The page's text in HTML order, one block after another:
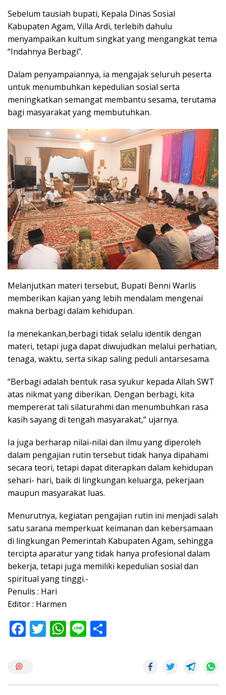
Sebelum tausiah bupati, Kepala Dinas Sosial
Kabupaten Agam, Villa Ardi, terlebih dahulu
menyampaikan kultum singkat yang mengangkat tema
“Indahnya Berbagi”.
Dalam penyampaiannya, ia mengajak seluruh peserta
untuk menumbuhkan kepedulian sosial serta
meningkatkan semangat membantu sesama, terutama
bagi masyarakat yang membutuhkan.
Melanjutkan materi tersebut, Bupati Benni Warlis
memberikan kajian yang lebih mendalam mengenai
makna berbagi dalam kehidupan.
Ia menekankan,berbagi tidak selalu identik dengan
materi, tetapi juga dapat diwujudkan melalui perhatian,
tenaga, waktu, serta sikap saling peduli antarsesama.
“Berbagi adalah bentuk rasa syukur kepada Allah SWT
atas nikmat yang diberikan. Dengan berbagi, kita
mempererat tali silaturahmi dan menumbuhkan rasa
kasih sayang di tengah masyarakat,” ujarnya.
Ia juga berharap nilai-nilai dan ilmu yang diperoleh
dalam pengajian rutin tersebut tidak hanya dipahami
secara teori, tetapi dapat diterapkan dalam kehidupan
sehari- hari, baik di lingkungan keluarga, pekerjaan
maupun masyarakat luas.
Menurutnya, kegiatan pengajian rutin ini menjadi salah
satu sarana memperkuat keimanan dan kebersamaan
di lingkungan Pemerintah Kabupaten Agam, sehingga
tercipta aparatur yang tidak hanya profesional dalam
bekerja, tetapi juga memiliki kepedulian sosial dan
spiritual yang tinggi.-
Penulis : Hari
Editor : Harmen
F T W Li